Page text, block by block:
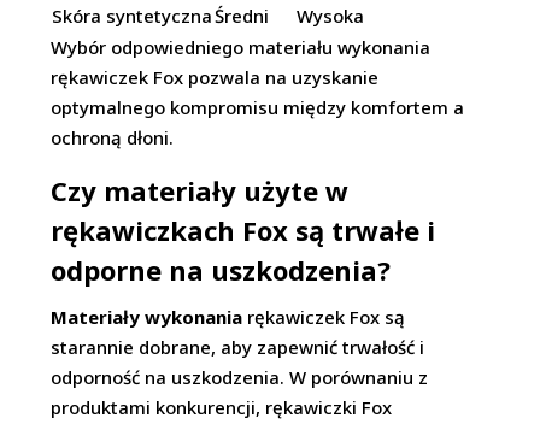
Skóra syntetycznaŚredni
Wysoka
Wybór odpowiedniego materiału wykonania
rękawiczek Fox pozwala na uzyskanie
optymalnego kompromisu między komfortem a
ochroną dłoni.
Czy materiały użyte w
rękawiczkach Fox są trwałe i
odporne na uszkodzenia?
Materiały wykonania rękawiczek Fox są
starannie dobrane, aby zapewnić trwałość i
odporność na uszkodzenia. W porównaniu z
produktami konkurencji, rękawiczki Fox